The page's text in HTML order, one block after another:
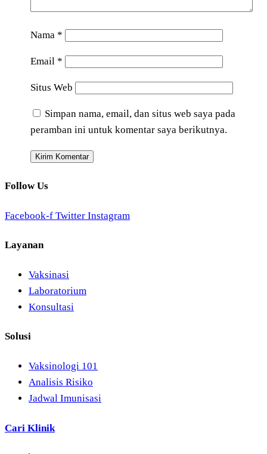
Nama *
Email *
Situs Web
Simpan nama, email, dan situs web saya pada
peramban ini untuk komentar saya berikutnya.
Follow Us
Facebook-f Twitter Instagram
Layanan
Vaksinasi
Laboratorium
Konsultasi
Solusi
Vaksinologi 101
Analisis Risiko
Jadwal Imunisasi
Cari Klinik